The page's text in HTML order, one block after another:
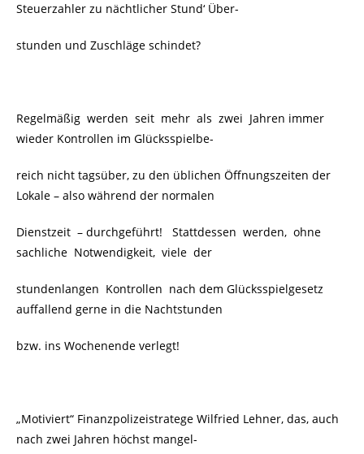
Steuerzahler zu nächtlicher Stund‘ Über-
stunden und Zuschläge schindet?
Regelmäßig werden seit mehr als zwei Jahren immer
wieder Kontrollen im Glücksspielbe-
reich nicht tagsüber, zu den üblichen Öffnungszeiten der
Lokale – also während der normalen
Dienstzeit – durchgeführt! Stattdessen werden, ohne
sachliche Notwendigkeit, viele der
stundenlangen Kontrollen nach dem Glücksspielgesetz
auffallend gerne in die Nachtstunden
bzw. ins Wochenende verlegt!
„Motiviert“ Finanzpolizeistratege Wilfried Lehner, das, auch
nach zwei Jahren höchst mangel-